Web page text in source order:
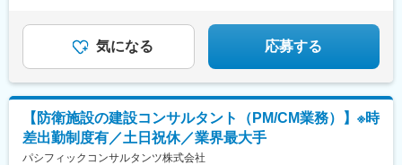
駅、前橋駅、太田駅(群馬県)、伊勢崎駅、桐生駅、館林駅、川口元
郷駅、川越駅、所沢駅、越谷駅、草加駅、春日部駅、上尾駅、熊
谷駅、浦和駅、新座駅、狭山市駅、入間市駅、三郷駅(埼玉県)、深
谷駅、朝霞台駅、戸田駅(埼玉県)、ふじみ野駅、鴻巣駅、坂戸駅
(埼玉県)、八潮駅、志木駅、飯能駅、世田谷代田駅、練馬駅、蒲田
駅、亀有駅、町田駅、品川駅、赤羽駅、新宿三丁目駅、中野駅(東
京都)、池袋駅、目黒駅、錦糸町駅、六本木駅、渋谷駅、調布駅、
上野駅、小平駅、立川駅、日本橋駅(東京都)、吉祥寺駅、多摩セン
気になる 応募する
【防衛施設の建設コンサルタント（PM/CM業務）】※時
差出勤制度有／土日祝休／業界最大手
パシフィックコンサルタンツ株式会社